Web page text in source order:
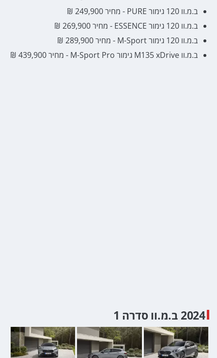
ב.מ.וו 120 גימור PURE - מחיר 249,900 ₪
ב.מ.וו 120 גימור ESSENCE - מחיר 269,900 ₪
ב.מ.וו 120 גימור M-Sport - מחיר 289,900 ₪
ב.מ.וו M135 xDrive גימור M-Sport Pro - מחיר 439,900 ₪
2024 ב.מ.וו סדרה 1